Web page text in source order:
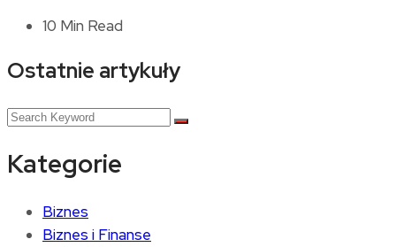
10 Min Read
Ostatnie artykuły
Kategorie
Biznes
Biznes i Finanse